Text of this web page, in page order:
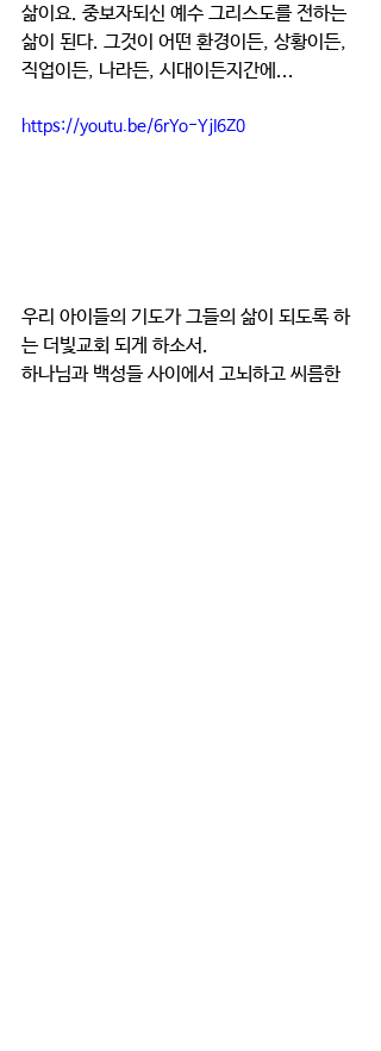
삶이요. 중보자되신 예수 그리스도를 전하는
삶이 된다. 그것이 어떤 환경이든, 상황이든,
직업이든, 나라든, 시대이든지간에...
https://youtu.be/6rYo-YjI6Z0
우리 아이들의 기도가 그들의 삶이 되도록 하
는 더빛교회 되게 하소서.
하나님과 백성들 사이에서 고뇌하고 씨름한